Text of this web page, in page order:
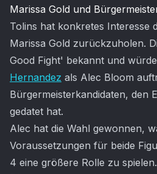
Marissa Gold und
Tolins hat konkretes Interesse
Marissa Gold zurückzuholen.
Good Fight' bekannt und
Hernandez als Alec Bloom
Bürgermeisterkandidaten, den
gedatet hat.
Alec hat die Wahl gewonnen,
Voraussetzungen für beide
4 eine größere Rolle zu